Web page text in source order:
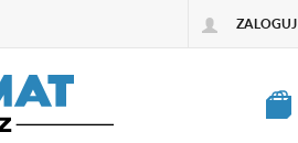
ZALOGUJ